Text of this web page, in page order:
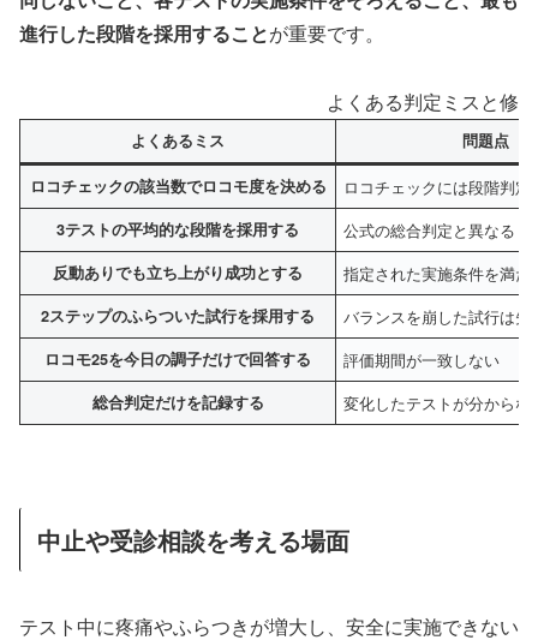
進行した段階を採用することが重要です。
よくある判定ミスと修
よくあるミス 問題点
ロコチェックの該当数でロコモ度を決める ロコチェックには段階判定
3テストの平均的な段階を採用する 公式の総合判定と異なる
反動ありでも立ち上がり成功とする 指定された実施条件を満た
2ステップのふらついた試行を採用する バランスを崩した試行は失
ロコモ25を今日の調子だけで回答する 評価期間が一致しない
総合判定だけを記録する 変化したテストが分からな
中止や受診相談を考える場面
テスト中に疼痛やふらつきが増大し、安全に実施できない